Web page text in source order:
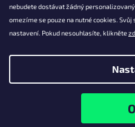
nebudete dostávat žádný
omezíme se pouze na nutné cookies.
nastavení. Pokud nesouhlasíte, klikněte
Falanzo.cz